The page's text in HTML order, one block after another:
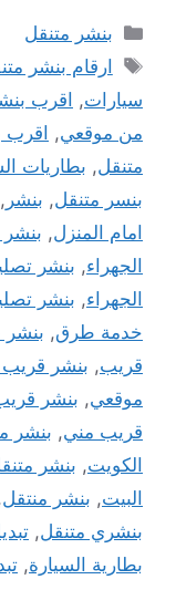
التصنيفات
بنشر متنقل
الوسوم
ارقام بنشر
سيارات, اقرب
من موقعي, اقرب
متنقل, بطاريات
بنسر متنقل, بنشر ,
امام المنزل, بنشر
الجهراء, بنشر
الجهراء, بنشر
خدمة طرق, بنشر
قريب, بنشر قريب
موقعي, بنشر
قريب مني, بنشر
الكويت, بنشر
البيت, بنشر منتقل,
بنشري متنقل,
بطارية السيارة,